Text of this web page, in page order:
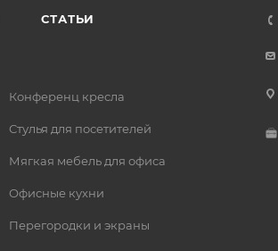
СТАТЬИ
Конференц кресла
Стулья для посетителей
Мягкая мебель для офиса
Офисные кухни
Перегородки и экраны